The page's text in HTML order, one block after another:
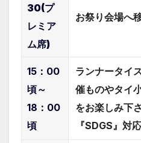
30(プ
レミア
ム席)
お祭り会場へ
15：00
頃～
18：00
頃
ランナータイ
催ものやタイ
をお楽しみ下
『SDGS』対応